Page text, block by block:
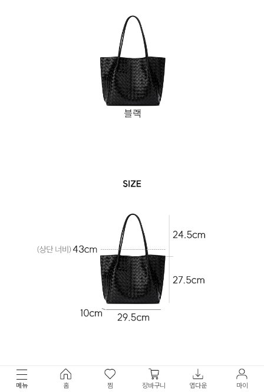
메뉴 홈 찜 장바구니 앱다운 마이